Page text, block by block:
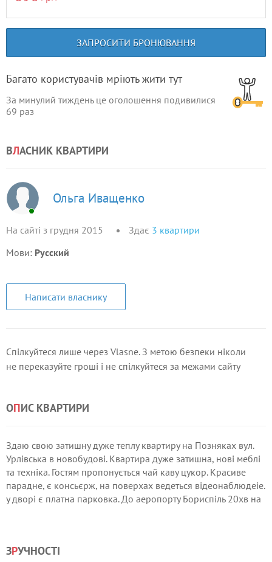
ЗАПРОСИТИ БРОНЮВАННЯ
Багато користувачів мріють жити тут
За минулий тиждень це оголошення подивилися
69 раз
ВЛАСНИК КВАРТИРИ
Ольга Иващенко
На сайті з грудня 2015 Здає 3 квартири
Мови: Русский
Написати власнику
Спілкуйтеся лише через Vlasne. З метою безпеки ніколи
не переказуйте гроші і не спілкуйтеся за межами сайту
ОПИС КВАРТИРИ
Здаю свою затишну дуже теплу квартиру на Позняках вул.
Урлівська в новобудові. Квартира дуже затишна, нові меблі
та техніка. Гостям пропонується чай каву цукор. Красиве
парадне, є консьєрж, на поверхах ведеться відеонаблюдеіе.
у дворі є платна парковка. До аеропорту Бориспіль 20хв на
ЗРУЧНОСТІ